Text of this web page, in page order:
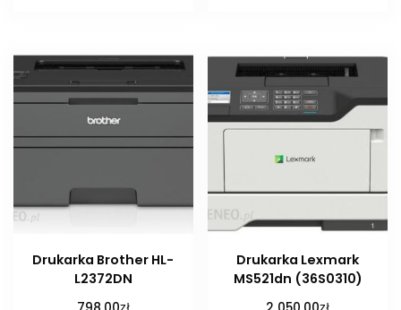
Drukarka Brother HL-
L2372DN
Drukarka Lexmark
MS521dn (36S0310)